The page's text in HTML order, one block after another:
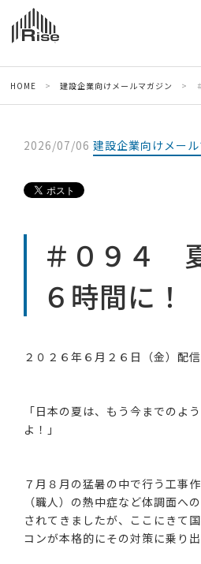
HOME > 建設企業向けメールマガジン >
2026/07/06 建設企業向けメー
＃０９４
６時間に！
２０２６年６月２６日（金）配信
「日本の夏は、もう今までのよ
よ！」
７月８月の猛暑の中で行う工事
（職人）の熱中症など体調面へ
されてきましたが、ここにきて
コンが本格的にその対策に乗り出